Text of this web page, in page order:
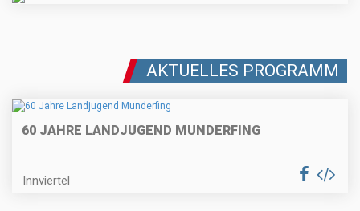
AKTUELLES PROGRAMM
60 JAHRE LANDJUGEND MUNDERFING
Innviertel